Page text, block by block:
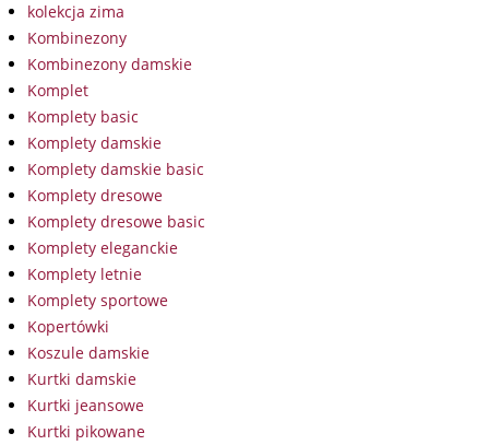
kolekcja zima
Kombinezony
Kombinezony damskie
Komplet
Komplety basic
Komplety damskie
Komplety damskie basic
Komplety dresowe
Komplety dresowe basic
Komplety eleganckie
Komplety letnie
Komplety sportowe
Kopertówki
Koszule damskie
Kurtki damskie
Kurtki jeansowe
Kurtki pikowane